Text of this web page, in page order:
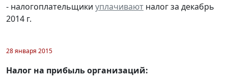
- налогоплательщики уплачивают налог за декабрь
2014 г.
28 января 2015
Налог на прибыль организаций: